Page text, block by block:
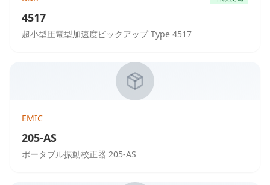
4517
超小型圧電型加速度ピックアップ Type 4517
EMIC
205-AS
ポータブル振動校正器 205-AS